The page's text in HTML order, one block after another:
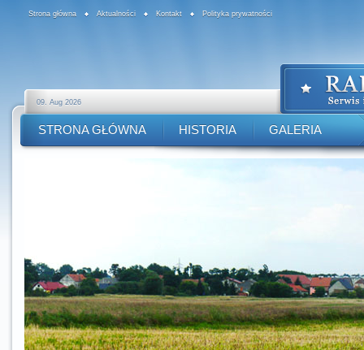
Strona główna Aktualności Kontakt Polityka prywatności
09. Aug 2026
STRONA GŁÓWNA HISTORIA GALERIA